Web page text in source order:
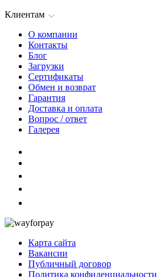
Клиентам
О компании
Контакты
Блог
Загрузки
Сертификаты
Обмен и возврат
Гарантия
Доставка и оплата
Вопрос / ответ
Галерея
Карта сайта
Вакансии
Публичный договор
Политика конфиденциальности